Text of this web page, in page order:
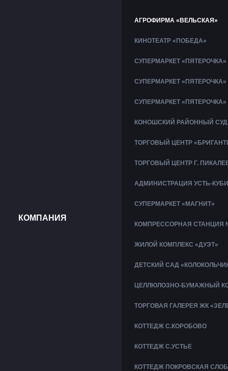
КОМПАНИЯ
АГРОФИРМА «ВЕЛЬСКАЯ»
КИНОТЕАТР «ПОБЕДА»
СУПЕРМАРКЕТ «ПЯТЕРОЧКА»
СУПЕРМАРКЕТ «ПЯТЕРОЧКА»
СУПЕРМАРКЕТ «ПЯТЕРОЧКА»
КОНОШСКИЙ РАЙОННЫЙ СУД
ТОРГОВЫЙ ЦЕНТР
ТОРГОВЫЙ ЦЕНТР Г.
АДМИНИСТРАЦИЯ УСТЬ-
СУПЕРМАРКЕТ «МАГНИТ»
КОМПРЕССОРНАЯ СТАНЦИЯ
ЖИЛОЙ КОМПЛЕКС «ДУЭТ»
ДЕТСКИЙ САД
ЦЕЛЛЮЛОЗНО-БУМАЖНЫЙ
ТОРГОВАЯ ГАЛЕРЕЯ ЖК
КОТТЕДЖ С.КОРОБОВО
КОТТЕДЖ С.УСТЬЕ
КОТТЕДЖ ПОКРОВСКАЯ